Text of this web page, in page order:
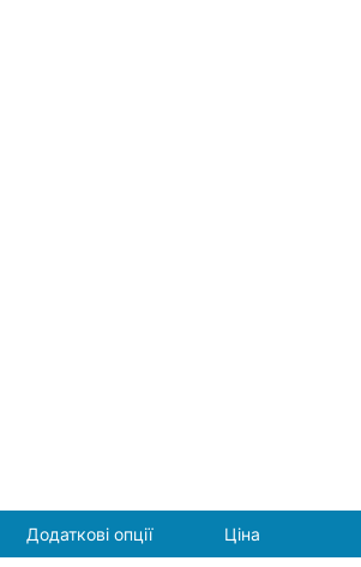
Додаткові опції Ціна